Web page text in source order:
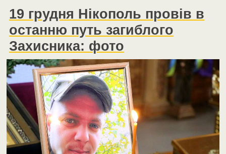
19 грудня Нікополь провів в
останню путь загиблого
Захисника: фото